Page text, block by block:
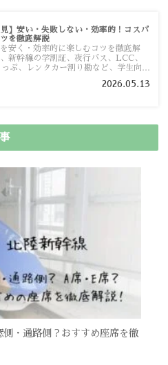
見】安い・失敗しない・効率的！コスパ
を徹底解説
安く・効率的に楽しむコツを徹底解
新幹線の学割証、夜行バス、LCC、
ぷ、レンタカー割り勘など、学生向け
2026.05.13
側・通路側？おすすめ座席を徹